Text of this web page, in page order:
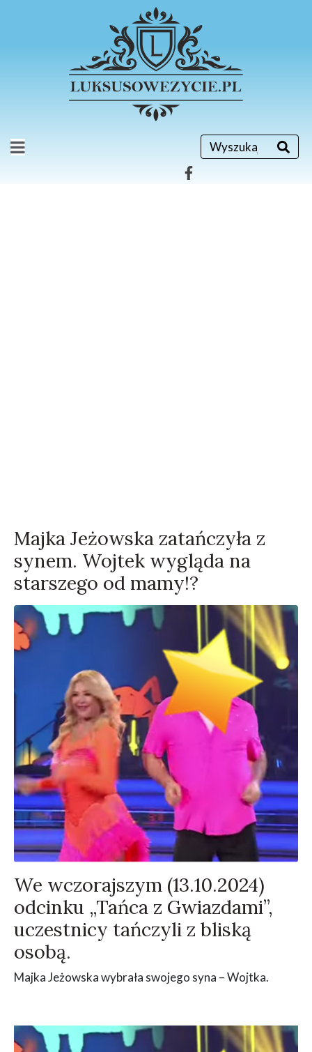
Majka Jeżowska zatańczyła z
synem. Wojtek wygląda na
starszego od mamy!?
We wczorajszym (13.10.2024)
odcinku „Tańca z Gwiazdami”,
uczestnicy tańczyli z bliską
osobą.
Majka Jeżowska wybrała swojego syna – Wojtka.